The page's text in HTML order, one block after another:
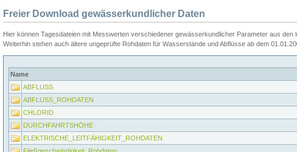
Freier Download gewässerkundlicher Daten
Hier können Tagesdateien mit Messwerten verschiedener gewässerkundlicher Parameter aus den
Weiterhin stehen auch ältere ungeprüfte Rohdaten für Wasserstände und Abflüsse ab dem
Name
ABFLUSS
ABFLUSS_ROHDATEN
CHLORID
DURCHFAHRTSHÖHE
ELEKTRISCHE_LEITFÄHIGKEIT_ROHDATEN